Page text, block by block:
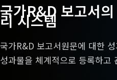
국가R&D 보고서
리 시스템
국가R&D 보고서원문에 대한
성과물을 체계적으로 등록하고